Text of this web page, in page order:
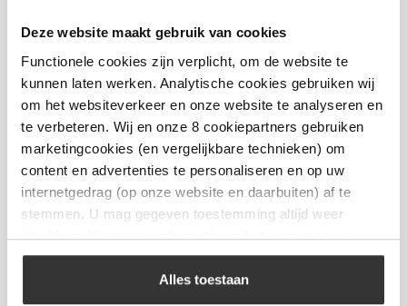
Deze website maakt gebruik van cookies
Functionele cookies zijn verplicht, om de website te
kunnen laten werken. Analytische cookies gebruiken wij
om het websiteverkeer en onze website te analyseren en
te verbeteren. Wij en onze 8 cookiepartners gebruiken
marketingcookies (en vergelijkbare technieken) om
content en advertenties te personaliseren en op uw
internetgedrag (op onze website en daarbuiten) af te
stemmen. U mag gegeven toestemming altijd weer
intrekken. Voor meer informatie en het aanpassen van
uw keuze op onze website verwijzen wij u naar ons
Alles toestaan
Chunks Wijnvat